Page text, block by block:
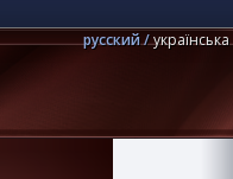
русский
українська